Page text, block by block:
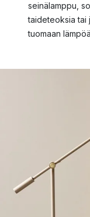
seinälamppu,
taideteoksia tai
tuomaan